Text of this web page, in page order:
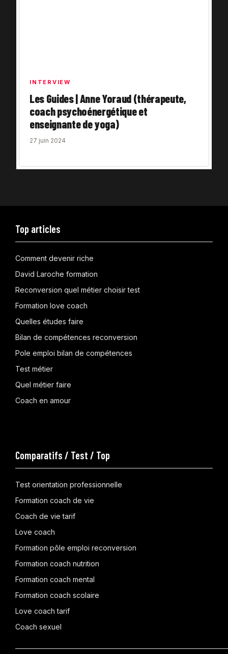
INTERVIEW
Les Guides | Anne Yoraud (thérapeute,
coach psychoénergétique et
enseignante de yoga)
27 juin 2024
Top articles
Comment devenir riche
David Laroche formation
Reconversion quel métier choisir test
Formation love coach
Quelles études faire
Bilan de compétences reconversion
Pole emploi bilan de compétences
Test métier
Quel métier faire
Coach en amour
Comparatifs / Test / Top
Test orientation professionnelle
Formation coach de vie
Coach de vie tarif
Love coach
Formation pôle emploi reconversion
Formation coach nutrition
Formation coach mental
Formation coach scolaire
Love coach tarif
Coach sexuel